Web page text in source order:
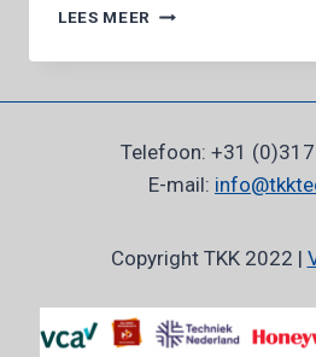
LEES MEER AFLEVERING
Telefoon: +31
E-mail:
Copyright TKK 2022 |